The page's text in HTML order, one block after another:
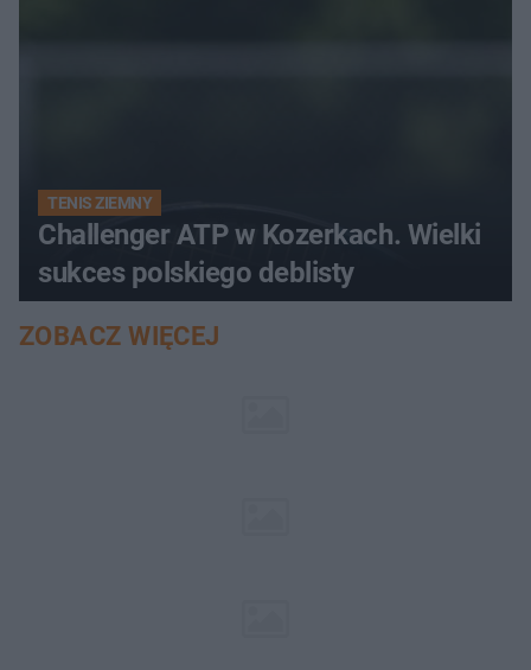
TENIS ZIEMNY
Challenger ATP w Kozerkach. Wielki
sukces polskiego deblisty
ZOBACZ WIĘCEJ